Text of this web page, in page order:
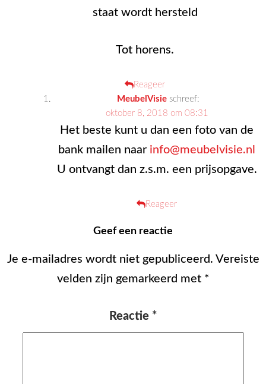
staat wordt hersteld
Tot horens.
Reageer
MeubelVisie schreef:
oktober 8, 2018 om 08:31
Het beste kunt u dan een foto van de
bank mailen naar info@meubelvisie.nl
U ontvangt dan z.s.m. een prijsopgave.
Reageer
Geef een reactie
Je e-mailadres wordt niet gepubliceerd. Vereiste
velden zijn gemarkeerd met *
Reactie *